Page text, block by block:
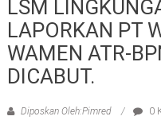
LSM
LAPORKAN PT
WAMEN ATR-
DICABUT.
Diposkan Oleh:Pimred 0